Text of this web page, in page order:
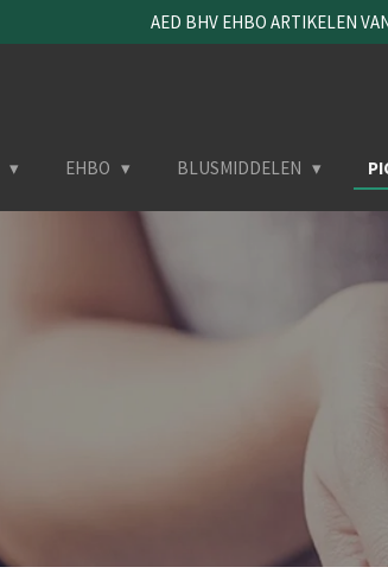
AED BHV EHBO ARTIKELEN
EHBO BLUSMIDDELEN